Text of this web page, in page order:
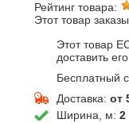
Рейтинг товара:
Этот товар
Этот товар
доставить
Бесплатный
Доставка: от
Ширина, м: 2